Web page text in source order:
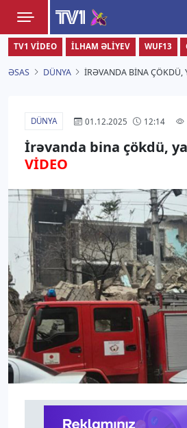
TV1
Zamanı bizimlə yaşa!
TV1 VIDEO İLHAM ƏLIYEV WUF13
ƏSAS DÜNYA İRƏVANDA BINA ÇÖKDÜ,
DÜNYA 01.12.2025 12:14
İrəvanda bina çökdü,
VİDEO